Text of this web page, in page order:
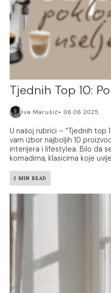
Tjednih Top 10:
Iva Marušić 06.06.2025.
U našoj rubrici – “Tjednih top
vam izbor najboljih 10
interijera i lifestylea. Bilo da
komadima, klasicima koje
2 MIN READ